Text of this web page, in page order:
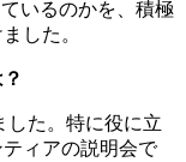
いるのかを、積極
した。
した。特に役に立
ィアの説明会で